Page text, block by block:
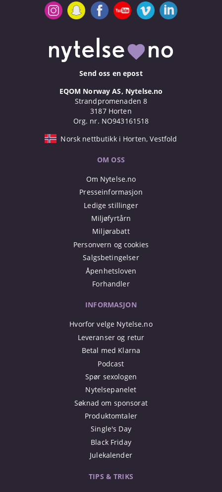
Send oss en epost
EQOM Norway AS, Nytelse.no
Strandpromenaden 8
3187 Horten
Org. nr. NO943161518
Norsk nettbutikk i Horten, Vestfold
OM OSS
Om Nytelse.no
Presseinformasjon
Ledige stillinger
Miljøfyrtårn
Miljørabatt
Personvern og cookies
Salgsbetingelser
Åpenhetsloven
Forhandler
INFORMASJON
Hvorfor velge Nytelse.no
Leveranser og retur
Betal med Klarna
Podcast
Spør sexologen
Nytelsepanelet
Søknad om sponsorat
Produktomtaler
Single's Day
Black Friday
Julekalender
TIPS & TRIKS